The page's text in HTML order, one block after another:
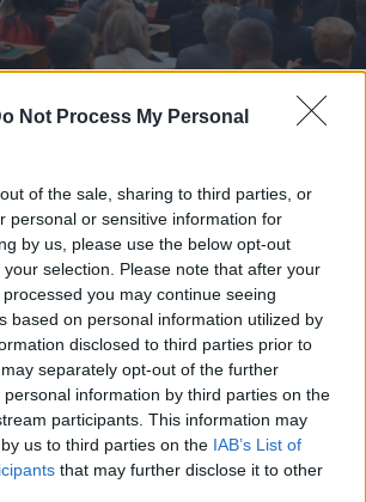
Not Process My Personal
of the sale, sharing to third parties, or
personal or sensitive information for
by us, please use the below opt-out
selection. Please note that after your
you may continue seeing
based on personal information utilized by
disclosed to third parties prior to
separately opt-out of the further
information by third parties on the
participants. This information may
us to third parties on the IAB’s List of
that may further disclose it to other
05., szerda
meg
új köztársasági